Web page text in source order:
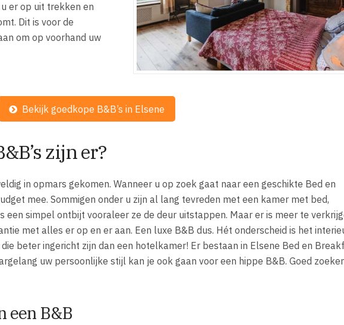
er op uit trekken en
Dit is voor de
om op voorhand uw
Bekijk goedkope B&B’s in Elsene
zijn er?
in opmars gekomen. Wanneer u op zoek gaat naar een geschikte Bed en
mee. Sommigen onder u zijn al lang tevreden met een kamer met bed,
een simpel ontbijt vooraleer ze de deur uitstappen. Maar er is meer te
met alles er op en er aan. Een luxe B&B dus. Hét onderscheid is het
die beter ingericht zijn dan een hotelkamer! Er bestaan in Elsene Bed en
uw persoonlijke stijl kan je ook gaan voor een hippe B&B. Goed
een B&B